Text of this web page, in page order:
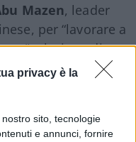
privacy è la
sito, tecnologie
e annunci, fornire
Mazen, leader
per “lavorare a
“soluzione di
solo quella dei due